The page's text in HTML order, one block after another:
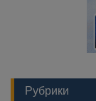
Рубрики